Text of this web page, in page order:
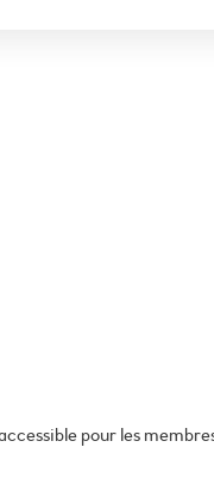
pour les